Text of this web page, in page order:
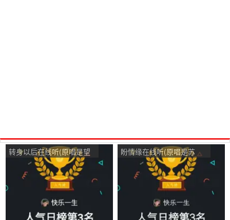
转身以后在线听(原唱是望
海高歌)，快乐一生演唱点
播:47次
盼情缘在线听(原唱是苏
西)，快乐一生演唱点播:31